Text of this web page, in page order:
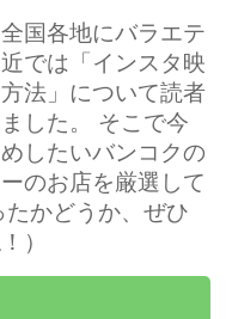
国各地にバラエテ
では「インスタ映
法」について読者
した。 そこで今
したいバンコクの
のお店を厳選して
かどうか、ぜひ
）